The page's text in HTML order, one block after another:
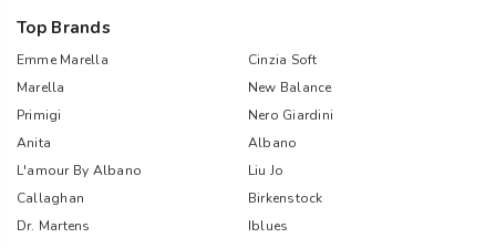
Top Brands
Emme Marella
Cinzia Soft
Marella
New Balance
Primigi
Nero Giardini
Anita
Albano
L'amour By Albano
Liu Jo
Callaghan
Birkenstock
Dr. Martens
Iblues